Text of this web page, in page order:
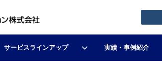
サービスラインアップ 実績・事例紹介